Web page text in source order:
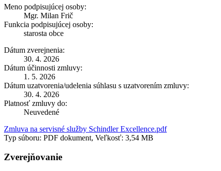
Meno podpisujúcej osoby:
Mgr. Milan Frič
Funkcia podpisujúcej osoby:
starosta obce
Dátum zverejnenia:
30. 4. 2026
Dátum účinnosti zmluvy:
1. 5. 2026
Dátum uzatvorenia/udelenia súhlasu s uzatvorením zmluvy:
30. 4. 2026
Platnosť zmluvy do:
Neuvedené
Zmluva na servisné služby Schindler Excellence.pdf
Typ súboru: PDF dokument, Veľkosť: 3,54 MB
Zverejňovanie